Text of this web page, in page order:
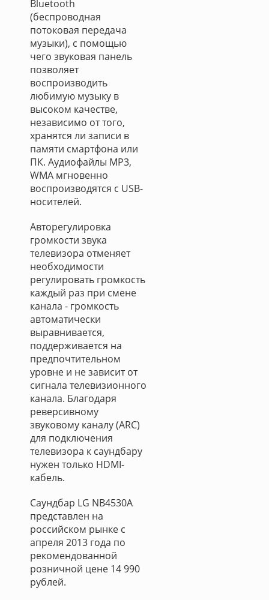
Bluetooth
(беспроводная
потоковая передача
музыки), с помощью
чего звуковая панель
позволяет
воспроизводить
любимую музыку в
высоком качестве,
независимо от того,
хранятся ли записи в
памяти смартфона или
ПК. Аудиофайлы MP3,
WMA мгновенно
воспроизводятся с USB-
носителей.
Авторегулировка
громкости звука
телевизора отменяет
необходимости
регулировать громкость
каждый раз при смене
канала - громкость
автоматически
выравнивается,
поддерживается на
предпочтительном
уровне и не зависит от
сигнала телевизионного
канала. Благодаря
реверсивному
звуковому каналу (ARC)
для подключения
телевизора к саундбару
нужен только HDMI-
кабель.
Саундбар LG NB4530A
представлен на
российском рынке с
апреля 2013 года по
рекомендованной
розничной цене 14 990
рублей.